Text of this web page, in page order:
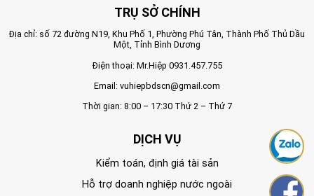
TRỤ SỞ CHÍNH
Địa chỉ: số 72 đường N19, Khu Phố 1, Phường Phú Tân, Thành Phố Thủ Dầu
Một, Tỉnh Bình Dương
Điện thoại: Mr.Hiệp 0931.457.755
Email: vuhiepbdscn@gmail.com
Thời gian: 8:00 – 17:30 Thứ 2 – Thứ 7
DỊCH VỤ
Kiểm toán, định giá tài sản
Hỗ trợ doanh nghiệp nước ngoài